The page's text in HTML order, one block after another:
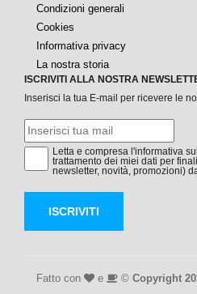
Condizioni generali
Cookies
Informativa privacy
La nostra storia
ISCRIVITI ALLA NOSTRA
Inserisci la tua E-mail per ricevere le
Letta e compresa l'informativa
trattamento dei miei dati per
newsletter, novità, promozioni)
ISCRIVITI
Fatto con e © Copyright